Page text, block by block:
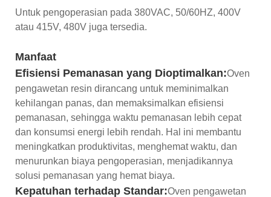
Untuk pengoperasian pada 380VAC, 50/60HZ, 400V
atau 415V, 480V juga tersedia.
Manfaat
Efisiensi Pemanasan yang Dioptimalkan:Oven
pengawetan resin dirancang untuk meminimalkan
kehilangan panas, dan memaksimalkan efisiensi
pemanasan, sehingga waktu pemanasan lebih cepat
dan konsumsi energi lebih rendah. Hal ini membantu
meningkatkan produktivitas, menghemat waktu, dan
menurunkan biaya pengoperasian, menjadikannya
solusi pemanasan yang hemat biaya.
Kepatuhan terhadap Standar:Oven pengawetan